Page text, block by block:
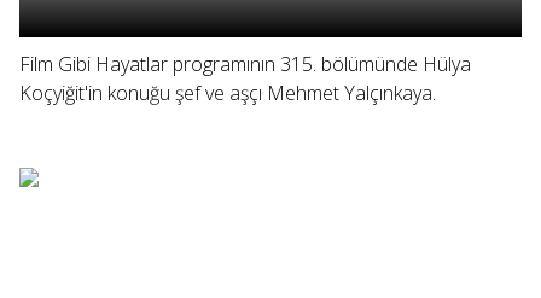
Film Gibi Hayatlar programının 315. bölümünde Hülya
Koçyiğit'in konuğu şef ve aşçı Mehmet Yalçınkaya.